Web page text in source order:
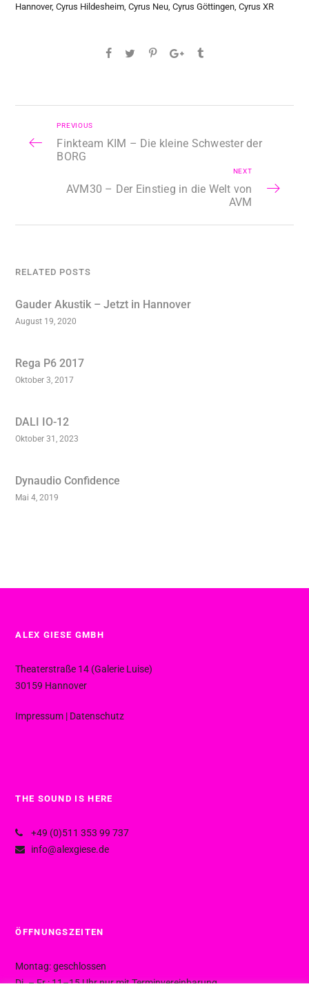
Hannover,Cyrus Hildesheim,Cyrus Neu,Cyrus Göttingen,Cyrus XR
PREVIOUS
Finkteam KIM – Die kleine Schwester der
BORG
NEXT
AVM30 – Der Einstieg in die Welt von
AVM
RELATED POSTS
Gauder Akustik – Jetzt in Hannover
August 19, 2020
Rega P6 2017
Oktober 3, 2017
DALI IO-12
Oktober 31, 2023
Dynaudio Confidence
Mai 4, 2019
ALEX GIESE GMBH
Theaterstraße 14 (Galerie Luise)
30159 Hannover
Impressum | Datenschutz
THE SOUND IS HERE
+49 (0)511 353 99 737
info@alexgiese.de
ÖFFNUNGSZEITEN
Montag: geschlossen
Di. – Fr.: 11–15 Uhr nur mit Terminvereinbarung